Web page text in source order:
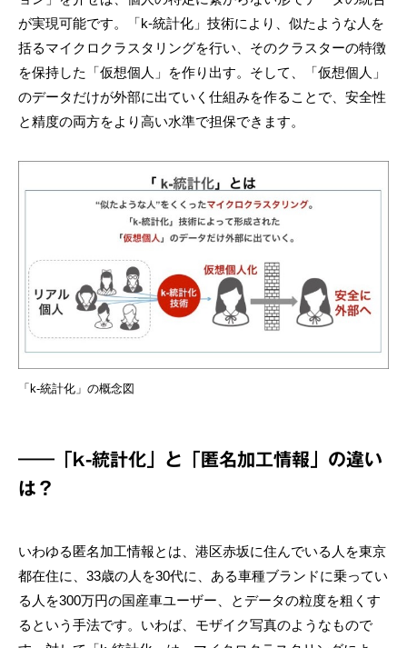
が実現可能です。「k-統計化」技術により、似たような人を
括るマイクロクラスタリングを行い、そのクラスターの特徴
を保持した「仮想個人」を作り出す。そして、「仮想個人」
のデータだけが外部に出ていく仕組みを作ることで、安全性
と精度の両方をより高い水準で担保できます。
「k-統計化」の概念図
――「k-統計化」と「匿名加工情報」の違い
は？
いわゆる匿名加工情報とは、港区赤坂に住んでいる人を東京
都在住に、33歳の人を30代に、ある車種ブランドに乗ってい
る人を300万円の国産車ユーザー、とデータの粒度を粗くす
るという手法です。いわば、モザイク写真のようなもので